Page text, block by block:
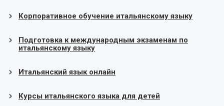
Корпоративное обучение итальянскому языку
Подготовка к международным экзаменам по
итальянскому языку
Итальянский язык онлайн
Курсы итальянского языка для детей